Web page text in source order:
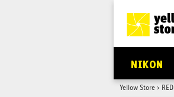
NIKON
Yellow Store> RED